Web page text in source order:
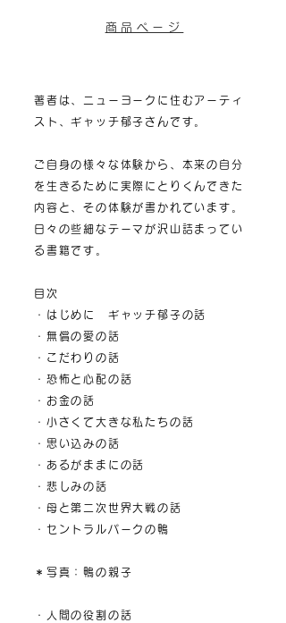
商品ページ
著者は、ニューヨークに住むアーティ
スト、ギャッチ郁子さんです。
ご自身の様々な体験から、
本来の自分
を生きるために 実際にとりくんできた
内容と、その体験が書かれています。
日々の些細なテーマが沢山詰まってい
る書籍です。
目次
・はじめに ギャッチ郁子の話
・無償の愛の話
・こだわりの話
・恐怖と心配の話
・お金の話
・小さくて大きな私たちの話
・思い込みの話
・あるがままにの話
・悲しみの話
・母と第二次世界大戦の話
・セントラルパークの鴨
＊写真：鴨の親子
・人間の役割の話